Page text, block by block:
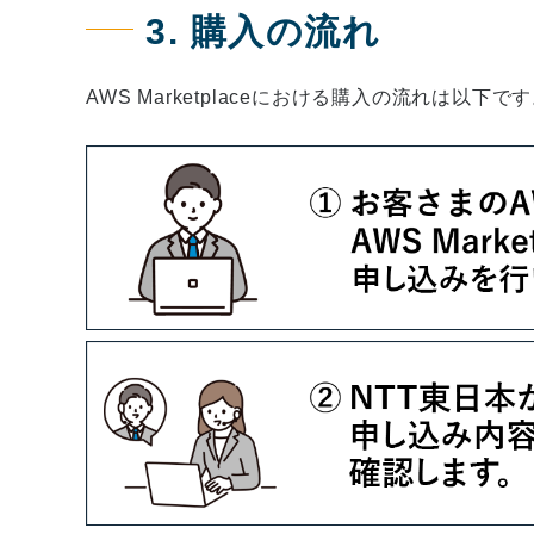
3. 購入の流れ
AWS Marketplaceにおける購入の流れは以下で